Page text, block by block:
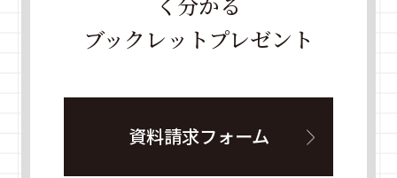
ブックレットプレゼント
資料請求フォーム